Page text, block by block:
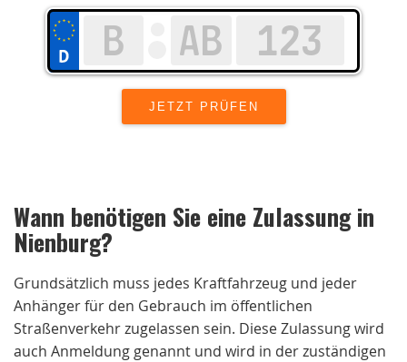
Wann benötigen Sie eine Zulassung in
Nienburg?
Grundsätzlich muss jedes Kraftfahrzeug und jeder
Anhänger für den Gebrauch im öffentlichen
Straßenverkehr zugelassen sein. Diese Zulassung wird
auch Anmeldung genannt und wird in der zuständigen